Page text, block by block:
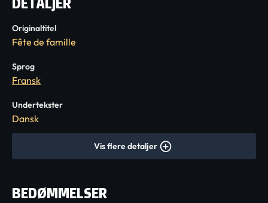
Originaltitel
Fête de famille
Sprog
Fransk
Undertekster
Dansk
Vis flere detaljer
BEDØMMELSER